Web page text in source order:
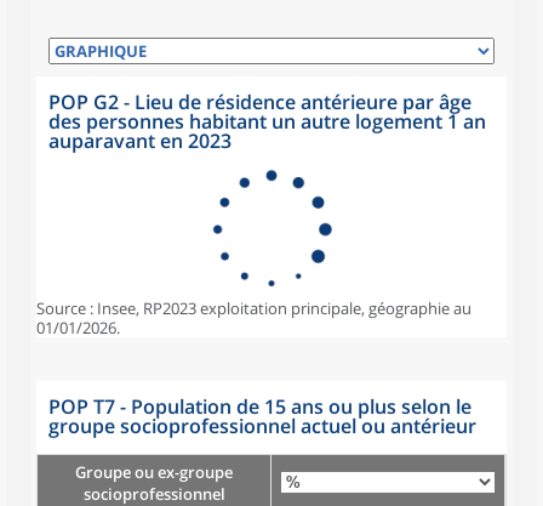
POP G2 - Lieu de résidence antérieure par âge
des personnes habitant un autre logement 1 an
auparavant en 2023
Source : Insee, RP2023 exploitation principale, géographie au
01/01/2026.
POP T7 - Population de 15 ans ou plus selon le
groupe socioprofessionnel actuel ou antérieur
Groupe ou ex-groupe
socioprofessionnel